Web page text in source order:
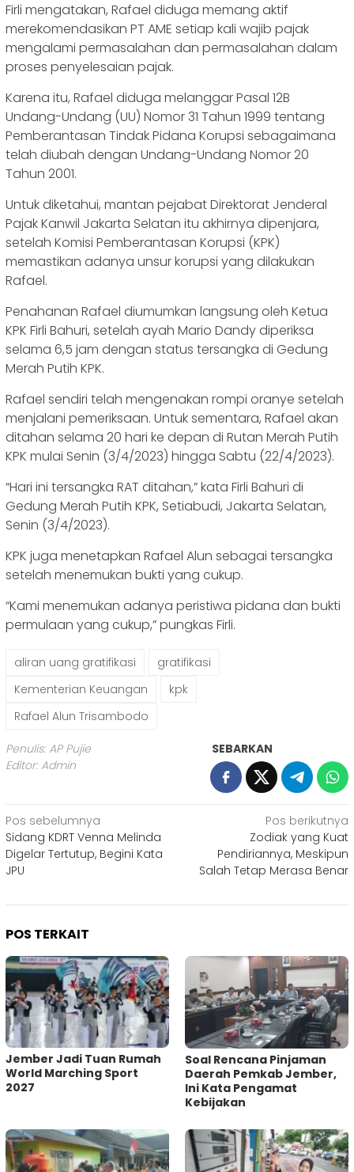
Firli mengatakan, Rafael diduga memang aktif
merekomendasikan PT AME setiap kali wajib pajak
mengalami permasalahan dan permasalahan dalam
proses penyelesaian pajak.
Karena itu, Rafael diduga melanggar Pasal 12B
Undang-Undang (UU) Nomor 31 Tahun 1999 tentang
Pemberantasan Tindak Pidana Korupsi sebagaimana
telah diubah dengan Undang-Undang Nomor 20
Tahun 2001.
Untuk diketahui, mantan pejabat Direktorat Jenderal
Pajak Kanwil Jakarta Selatan itu akhirnya dipenjara,
setelah Komisi Pemberantasan Korupsi (KPK)
memastikan adanya unsur korupsi yang dilakukan
Rafael.
Penahanan Rafael diumumkan langsung oleh Ketua
KPK Firli Bahuri, setelah ayah Mario Dandy diperiksa
selama 6,5 ​​jam dengan status tersangka di Gedung
Merah Putih KPK.
Rafael sendiri telah mengenakan rompi oranye setelah
menjalani pemeriksaan. Untuk sementara, Rafael akan
ditahan selama 20 hari ke depan di Rutan Merah Putih
KPK mulai Senin (3/4/2023) hingga Sabtu (22/4/2023).
“Hari ini tersangka RAT ditahan,” kata Firli Bahuri di
Gedung Merah Putih KPK, Setiabudi, Jakarta Selatan,
Senin (3/4/2023).
KPK juga menetapkan Rafael Alun sebagai tersangka
setelah menemukan bukti yang cukup.
“Kami menemukan adanya peristiwa pidana dan bukti
permulaan yang cukup,” pungkas Firli.
aliran uang gratifikasi
gratifikasi
Kementerian Keuangan
kpk
Rafael Alun Trisambodo
Penulis: AP Pujie
Editor: Admin
SEBARKAN
Navigasi
pos
Pos sebelumnya
Sidang KDRT Venna Melinda
Digelar Tertutup, Begini Kata
JPU
Pos berikutnya
Zodiak yang Kuat
Pendiriannya, Meskipun
Salah Tetap Merasa Benar
POS TERKAIT
Jember Jadi Tuan Rumah
World Marching Sport
2027
‎Soal Rencana Pinjaman
Daerah Pemkab Jember,
Ini Kata Pengamat
Kebijakan ‎